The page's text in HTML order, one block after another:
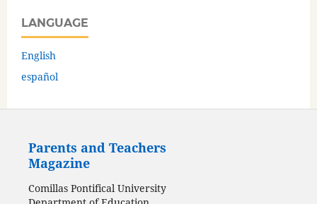
LANGUAGE
English
español
Parents and Teachers
Magazine
Comillas Pontifical University